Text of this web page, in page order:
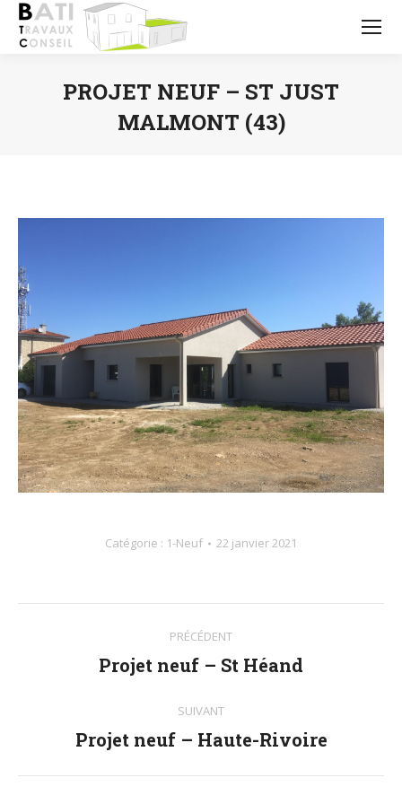
PROJET NEUF – ST JUST
MALMONT (43)
Catégorie : 1-Neuf 22 janvier 2021
Navigation
album
PRÉCÉDENT
Album
:
Projet neuf – St Héand
SUIVANT
Album
Projet neuf – Haute-Rivoire